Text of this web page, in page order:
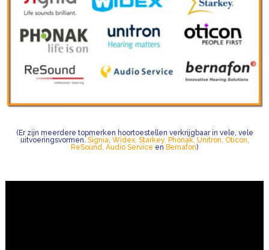
(Er zijn meerdere topmerken hoortoestellen verkrijgbaar in vele, vele
uitvoeringsvormen. Signia, Widex, Starkey, Phonak, Unitron, Oticon,
ReSound, Audio Service en Bernafon)